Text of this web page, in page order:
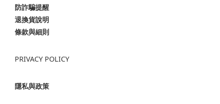
防詐騙提醒
退換貨說明
條款與細則
PRIVACY POLICY
隱私與政策